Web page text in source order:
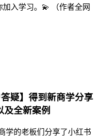
入学习。💫 （作者全网
疑】得到新商学分享
及全新案例
学的老板们分享了小红书